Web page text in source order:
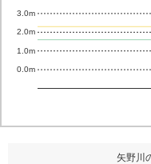
0.0m
1.0m
2.0m
3.0m
矢野川